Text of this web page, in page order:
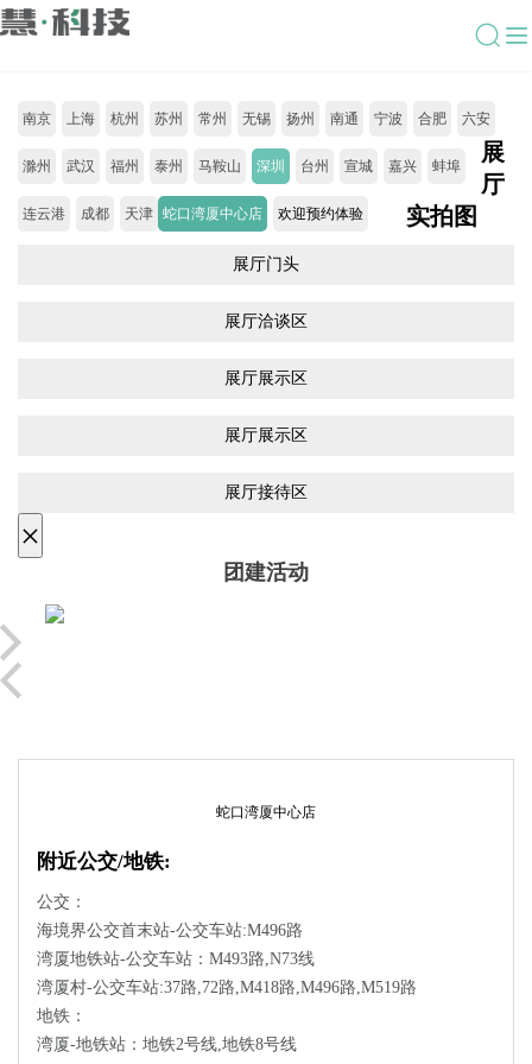
南京 上海 杭州 苏州 常州 无锡 扬州 南通 宁波 合肥 六安
滁州 武汉 福州 泰州 马鞍山 深圳 台州 宣城 嘉兴 蚌埠
连云港 成都 天津 蛇口湾厦中心店 欢迎预约体验
展
厅
实拍图
展厅门头
展厅洽谈区
展厅展示区
展厅展示区
展厅接待区
×
团建活动
蛇口湾厦中心店
附近公交/地铁:
公交：
海境界公交首末站-公交车站:M496路
湾厦地铁站-公交车站：M493路,N73线
湾厦村-公交车站:37路,72路,M418路,M496路,M519路
地铁：
湾厦-地铁站：地铁2号线,地铁8号线